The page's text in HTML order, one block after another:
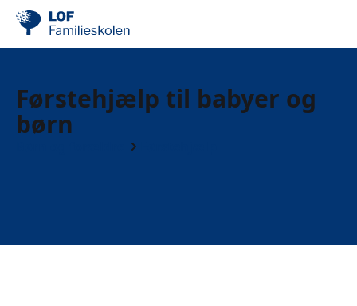
Førstehjælp til babyer og
børn